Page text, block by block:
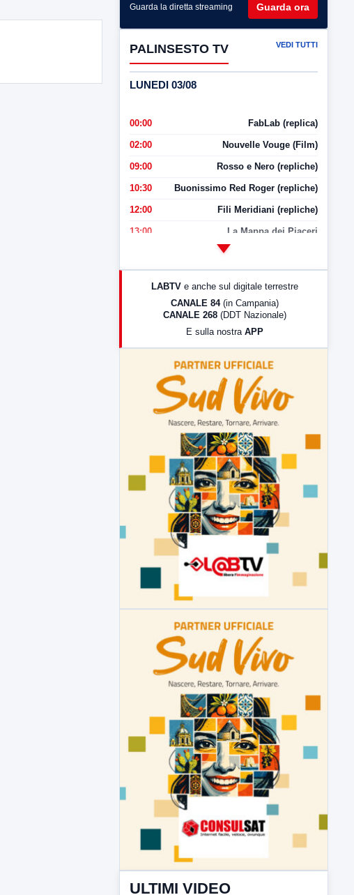
Guarda la diretta streaming Guarda ora
PALINSESTO TV VEDI TUTTI
LUNEDI 03/08
00:00 FabLab (replica)
02:00 Nouvelle Vouge (Film)
09:00 Rosso e Nero (repliche)
10:30 Buonissimo Red Roger (repliche)
12:00 Fili Meridiani (repliche)
13:00 La Mappa dei Piaceri
LabNews (Diretta)
LabNews (replica)
LABTV e anche sul digitale terrestre
CANALE 84 (in Campania)
CANALE 268 (DDT Nazionale)
E sulla nostra APP